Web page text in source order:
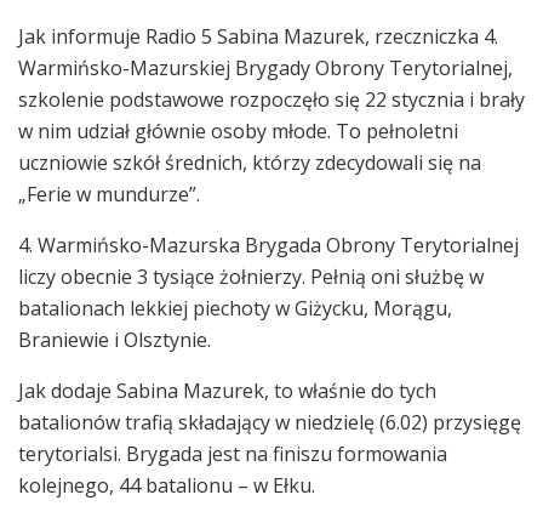
Jak informuje Radio 5 Sabina Mazurek, rzeczniczka 4.
Warmińsko-Mazurskiej Brygady Obrony Terytorialnej,
szkolenie podstawowe rozpoczęło się 22 stycznia i brały
w nim udział głównie osoby młode. To pełnoletni
uczniowie szkół średnich, którzy zdecydowali się na
„Ferie w mundurze”.
4. Warmińsko-Mazurska Brygada Obrony Terytorialnej
liczy obecnie 3 tysiące żołnierzy. Pełnią oni służbę w
batalionach lekkiej piechoty w Giżycku, Morągu,
Braniewie i Olsztynie.
Jak dodaje Sabina Mazurek, to właśnie do tych
batalionów trafią składający w niedzielę (6.02) przysięgę
terytorialsi. Brygada jest na finiszu formowania
kolejnego, 44 batalionu – w Ełku.